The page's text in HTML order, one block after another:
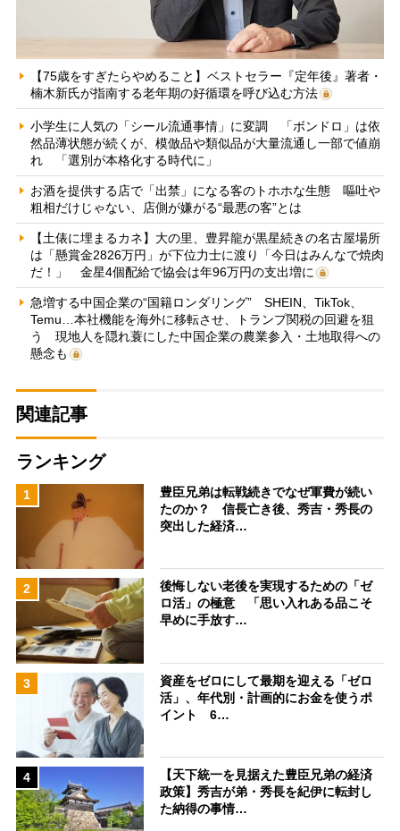
【75歳をすぎたらやめること】ベストセラー『定年後』著者・
楠木新氏が指南する老年期の好循環を呼び込む方法
小学生に人気の「シール流通事情」に変調 「ボンドロ」は依
然品薄状態が続くが、模倣品や類似品が大量流通し一部で値崩
れ 「選別が本格化する時代に」
お酒を提供する店で「出禁」になる客のトホホな生態 嘔吐や
粗相だけじゃない、店側が嫌がる“最悪の客”とは
【土俵に埋まるカネ】大の里、豊昇龍が黒星続きの名古屋場所
は「懸賞金2826万円」が下位力士に渡り「今日はみんなで焼肉
だ！」 金星4個配給で協会は年96万円の支出増に
急増する中国企業の“国籍ロンダリング” SHEIN、TikTok、
Temu…本社機能を海外に移転させ、トランプ関税の回避を狙
う 現地人を隠れ蓑にした中国企業の農業参入・土地取得への
懸念も
関連記事
ランキング
1
豊臣兄弟は転戦続きでなぜ軍費が続い
たのか？ 信長亡き後、秀吉・秀長の
突出した経済…
2
後悔しない老後を実現するための「ゼ
ロ活」の極意 「思い入れある品こそ
早めに手放す…
3
資産をゼロにして最期を迎える「ゼロ
活」、年代別・計画的にお金を使うポ
イント 6…
4
【天下統一を見据えた豊臣兄弟の経済
政策】秀吉が弟・秀長を紀伊に転封し
た納得の事情…